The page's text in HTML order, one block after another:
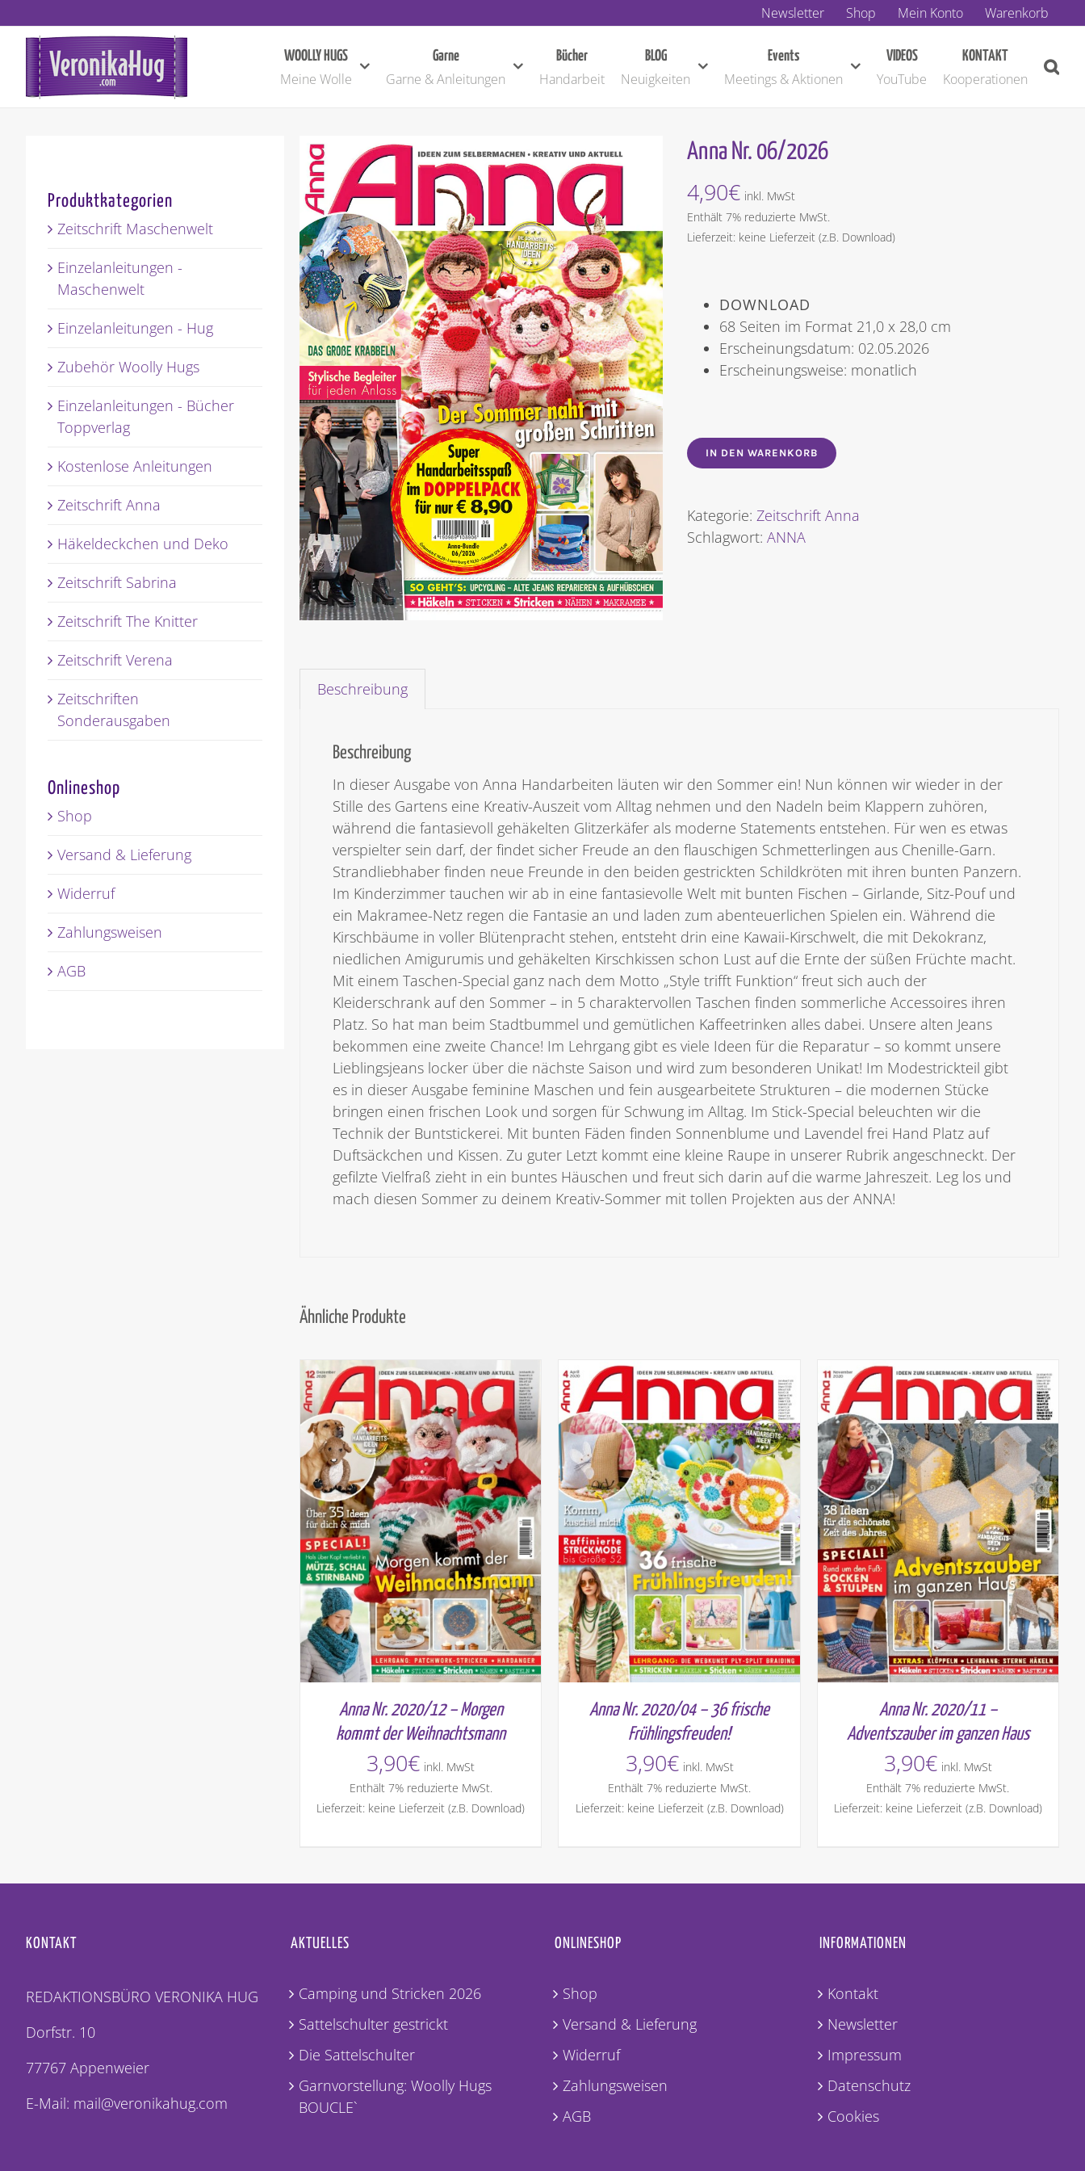
Inhalt
springen
Newsletter Shop Mein Konto Warenkorb
WOOLLY HUGS
Meine Wolle
Garne
Garne & Anleitungen
Bücher
Handarbeit
BLOG
Neuigkeiten
Events
Meetings & Aktionen
VIDEOS
YouTube
KONTAKT
Kooperationen
Anna Nr. 06/2026
4,90€ inkl. MwSt
Enthält 7% reduzierte MwSt.
Lieferzeit: keine Lieferzeit (z.B. Download)
DOWNLOAD
68 Seiten im Format 21,0 x 28,0 cm
Erscheinungsdatum: 02.05.2026
Erscheinungsweise: monatlich
IN DEN WARENKORB
Kategorie: Zeitschrift Anna
Schlagwort:ANNA
Beschreibung
Beschreibung
In dieser Ausgabe von Anna Handarbeiten läuten wir den Sommer ein! Nun können wir wieder in der
Stille des Gartens eine Kreativ-Auszeit vom Alltag nehmen und den Nadeln beim Klappern zuhören,
während die fantasievoll gehäkelten Glitzerkäfer als moderne Statements entstehen. Für wen es etwas
verspielter sein darf, der findet sicher Freude an den flauschigen Schmetterlingen aus Chenille-Garn.
Strandliebhaber finden neue Freunde in den beiden gestrickten Schildkröten mit ihren bunten Panzern.
Im Kinderzimmer tauchen wir ab in eine fantasievolle Welt mit bunten Fischen – Girlande, Sitz-Pouf und
ein Makramee-Netz regen die Fantasie an und laden zum abenteuerlichen Spielen ein. Während die
Kirschbäume in voller Blütenpracht stehen, entsteht drin eine Kawaii-Kirschwelt, die mit Dekokranz,
niedlichen Amigurumis und gehäkelten Kirschkissen schon Lust auf die Ernte der süßen Früchte macht.
Mit einem Taschen-Special ganz nach dem Motto „Style trifft Funktion“ freut sich auch der
Kleiderschrank auf den Sommer – in 5 charaktervollen Taschen finden sommerliche Accessoires ihren
Platz. So hat man beim Stadtbummel und gemütlichen Kaffeetrinken alles dabei. Unsere alten Jeans
bekommen eine zweite Chance! Im Lehrgang gibt es viele Ideen für die Reparatur – so kommt unsere
Lieblingsjeans locker über die nächste Saison und wird zum besonderen Unikat! Im Modestrickteil gibt
es in dieser Ausgabe feminine Maschen und fein ausgearbeitete Strukturen – die modernen Stücke
bringen einen frischen Look und sorgen für Schwung im Alltag. Im Stick-Special beleuchten wir die
Technik der Buntstickerei. Mit bunten Fäden finden Sonnenblume und Lavendel frei Hand Platz auf
Duftsäckchen und Kissen. Zu guter Letzt kommt eine kleine Raupe in unserer Rubrik angeschneckt. Der
gefilzte Vielfraß zieht in ein buntes Häuschen und freut sich darin auf die warme Jahreszeit. Leg los und
mach diesen Sommer zu deinem Kreativ-Sommer mit tollen Projekten aus der ANNA!
Ähnliche Produkte
Anna Nr. 2020/12 – Morgen
kommt der Weihnachtsmann
3,90€ inkl. MwSt
Enthält 7% reduzierte MwSt.
Lieferzeit: keine Lieferzeit (z.B. Download)
Anna Nr. 2020/04 – 36 frische
Frühlingsfreuden!
3,90€ inkl. MwSt
Enthält 7% reduzierte MwSt.
Lieferzeit: keine Lieferzeit (z.B. Download)
Anna Nr. 2020/11 –
Adventszauber im ganzen Haus
3,90€ inkl. MwSt
Enthält 7% reduzierte MwSt.
Lieferzeit: keine Lieferzeit (z.B. Download)
Produktkategorien
Zeitschrift Maschenwelt
Einzelanleitungen -
Maschenwelt
Einzelanleitungen - Hug
Zubehör Woolly Hugs
Einzelanleitungen - Bücher
Toppverlag
Kostenlose Anleitungen
Zeitschrift Anna
Häkeldeckchen und Deko
Zeitschrift Sabrina
Zeitschrift The Knitter
Zeitschrift Verena
Zeitschriften
Sonderausgaben
Onlineshop
Shop
Versand & Lieferung
Widerruf
Zahlungsweisen
AGB
KONTAKT
REDAKTIONSBÜRO VERONIKA HUG
Dorfstr. 10
77767 Appenweier
E-Mail: mail@veronikahug.com
AKTUELLES
Camping und Stricken 2026
Sattelschulter gestrickt
Die Sattelschulter
Garnvorstellung: Woolly Hugs
BOUCLE`
ONLINESHOP
Shop
Versand & Lieferung
Widerruf
Zahlungsweisen
AGB
INFORMATIONEN
Kontakt
Newsletter
Impressum
Datenschutz
Cookies